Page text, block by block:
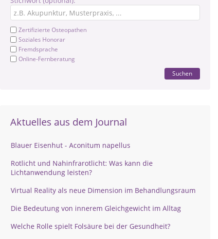
Zertifizierte Osteopathen
Soziales Honorar
Fremdsprache
Online-Fernberatung
Suchen
Aktuelles aus dem Journal
Blauer Eisenhut - Aconitum napellus
Rotlicht und Nahinfrarotlicht: Was kann die
Lichtanwendung leisten?
Virtual Reality als neue Dimension im Behandlungsraum
Die Bedeutung von innerem Gleichgewicht im Alltag
Welche Rolle spielt Folsäure bei der Gesundheit?